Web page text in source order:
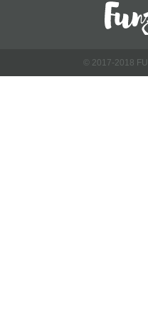
© 2017-2018